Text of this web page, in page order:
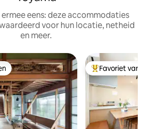
eens: deze accommodaties
voor hun locatie, netheid
en meer.
Topfavoriet van
Favoriet van